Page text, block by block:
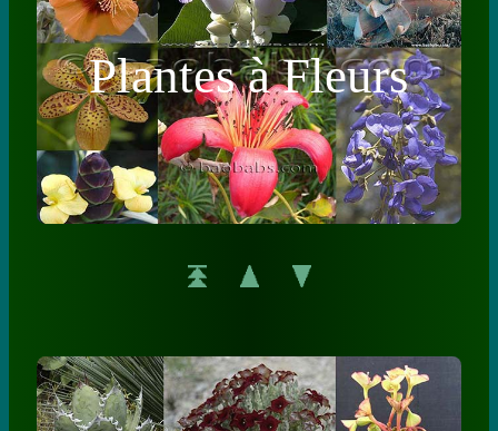
Plantes à Fleurs